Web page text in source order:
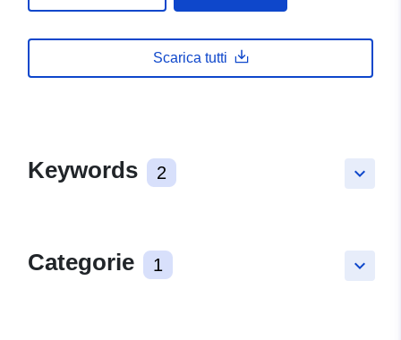
Scarica tutti
keyboard_arrow_down
Keywords 2
keyboard_arrow_down
Categorie 1